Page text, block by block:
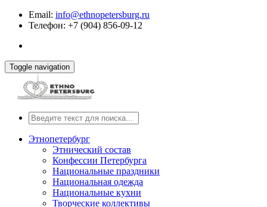
Email: info@ethnopetersburg.ru
Телефон: +7 (904) 856-09-12
Toggle navigation
Этнопетербург
Этнический состав
Конфессии Петербурга
Национальные праздники
Национальная одежда
Национальные кухни
Творческие коллективы